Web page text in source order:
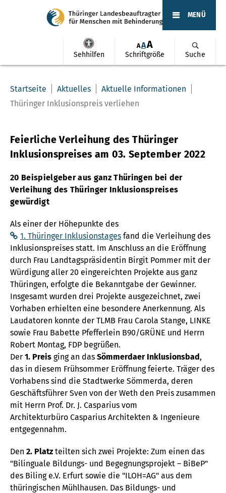
Sehhilfen
AAA
Schriftgröße Suche
MENÜ
Startseite Aktuelles
Aktuelle Informationen
Thüringer Inklusionspreis verliehen
Feierliche Verleihung des Thüringer
Inklusionspreises am 03. September 2022
20 Beispielgeber aus ganz Thüringen bei der
Verleihung des Thüringer Inklusionspreises
gewürdigt
Als einer der Höhepunkte des
1. Thüringer Inklusionstages fand die Verleihung des
Inklusionspreises statt. Im Anschluss an die Eröffnung
durch Frau Landtagspräsidentin Birgit Pommer mit der
Würdigung aller 20 eingereichten Projekte aus ganz
Thüringen, erfolgte die Bekanntgabe der Gewinner.
Insgesamt wurden drei Projekte ausgezeichnet, zwei
Vorhaben erhielten eine besondere Anerkennung. Als
Laudatoren konnte der TLMB Frau Carola Stange, LINKE
sowie Frau Babette Pfefferlein B90/GRÜNE und Herrn
Robert Montag, FDP begrüßen.
Der 1. Preis ging an das Sömmerdaer Inklusionsbad,
das in diesem Frühsommer Eröffnung feierte. Träger des
Vorhabens sind die Stadtwerke Sömmerda, deren
Geschäftsführer Sven von der Weth den Preis zusammen
mit Herrn Prof. Dr. J. Casparius vom
Architekturbüro Casparius Architekten & Ingenieure
entgegennahm.
Den 2. Platz teilten sich zwei Projekte: Zum einen das
"Bilinguale Bildungs- und Begegnungsprojekt – BiBeP"
des Biling e.V. Erfurt sowie die "ILOH=AG" aus dem
thüringischen Mühlhausen. Das Bildungs- und